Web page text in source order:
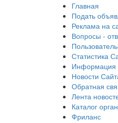
Главная
Подать
Реклама на
Вопросы -
Статистика
Информация
Новости
Обратная
Лента
Каталог
Фриланс